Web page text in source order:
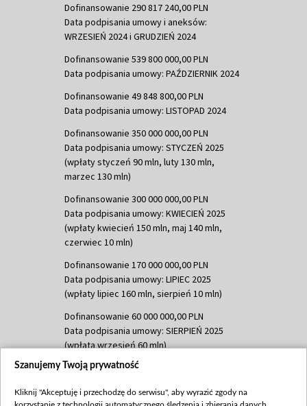
Dofinansowanie 290 817 240,00 PLN
Data podpisania umowy i aneksów:
WRZESIEŃ 2024 i GRUDZIEŃ 2024
Dofinansowanie 539 800 000,00 PLN
Data podpisania umowy: PAŹDZIERNIK 2024
Dofinansowanie 49 848 800,00 PLN
Data podpisania umowy: LISTOPAD 2024
Dofinansowanie 350 000 000,00 PLN
Data podpisania umowy: STYCZEŃ 2025
(wpłaty styczeń 90 mln, luty 130 mln,
marzec 130 mln)
Dofinansowanie 300 000 000,00 PLN
Data podpisania umowy: KWIECIEŃ 2025
(wpłaty kwiecień 150 mln, maj 140 mln,
czerwiec 10 mln)
Dofinansowanie 170 000 000,00 PLN
Data podpisania umowy: LIPIEC 2025
(wpłaty lipiec 160 mln, sierpień 10 mln)
Dofinansowanie 60 000 000,00 PLN
Data podpisania umowy: SIERPIEŃ 2025
(wpłata wrzesień 60 mln)
Dofinansowanie 635 783 051,21 PLN
(wpłata wrzesień 100 mln, październik 350
Szanujemy Twoją prywatność
Kliknij "Akceptuję i przechodzę do serwisu", aby wyrazić zgody na